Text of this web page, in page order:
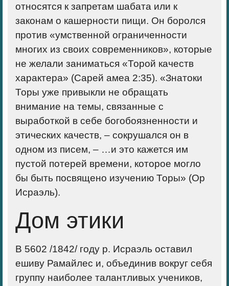
относятся к запретам шабата или к
законам о кашерности пищи. Он боролся
против «умственной ограниченности
многих из своих современников», которые
не желали заниматься «Торой качеств
характера» (Сарей амеа 2:35). «Знатоки
Торы уже привыкли не обращать
внимание на темы, связанные с
выработкой в себе богобоязненности и
этических качеств, – сокрушался он в
одном из писем, – …и это кажется им
пустой потерей времени, которое могло
бы быть посвящено изучению Торы» (Ор
Исраэль).
Дом этики
В 5602 /1842/ году р. Исраэль оставил
ешиву Рамайлес и, объединив вокруг себя
группу наиболее талантливых учеников,